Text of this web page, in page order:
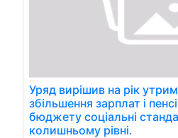
Уряд вирішив на рік
збільшення зарплат і
бюджету соціальні
колишньому рівні.